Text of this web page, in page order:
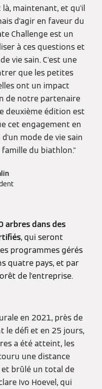
maintenant, et qu'il
d'agir en faveur du
Challenge est un
à ces questions et
vie sain. C'est une
que les petites
ont un impact
de notre partenaire
deuxième édition est
cet engagement en
mode de vie sain
du biathlon."
arbres dans des
, qui seront
programmes gérés
quatre pays, et par
de l'entreprise.
en 2021, près de
le défi et en 25 jours,
a été atteint, les
une distance
brûlé un total de
Ivo Hoevel, qui